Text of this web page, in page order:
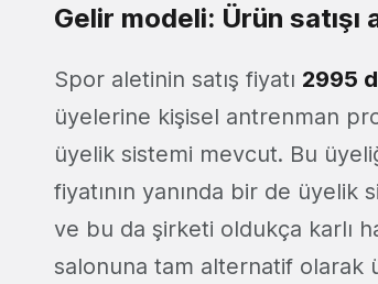
Gelir modeli: Ürün satışı
Spor aletinin satış fiyatı 2995
üyelerine kişisel antrenman
üyelik sistemi mevcut. Bu
fiyatının yanında bir de
ve bu da şirketi oldukça karlı
salonuna tam alternatif olarak